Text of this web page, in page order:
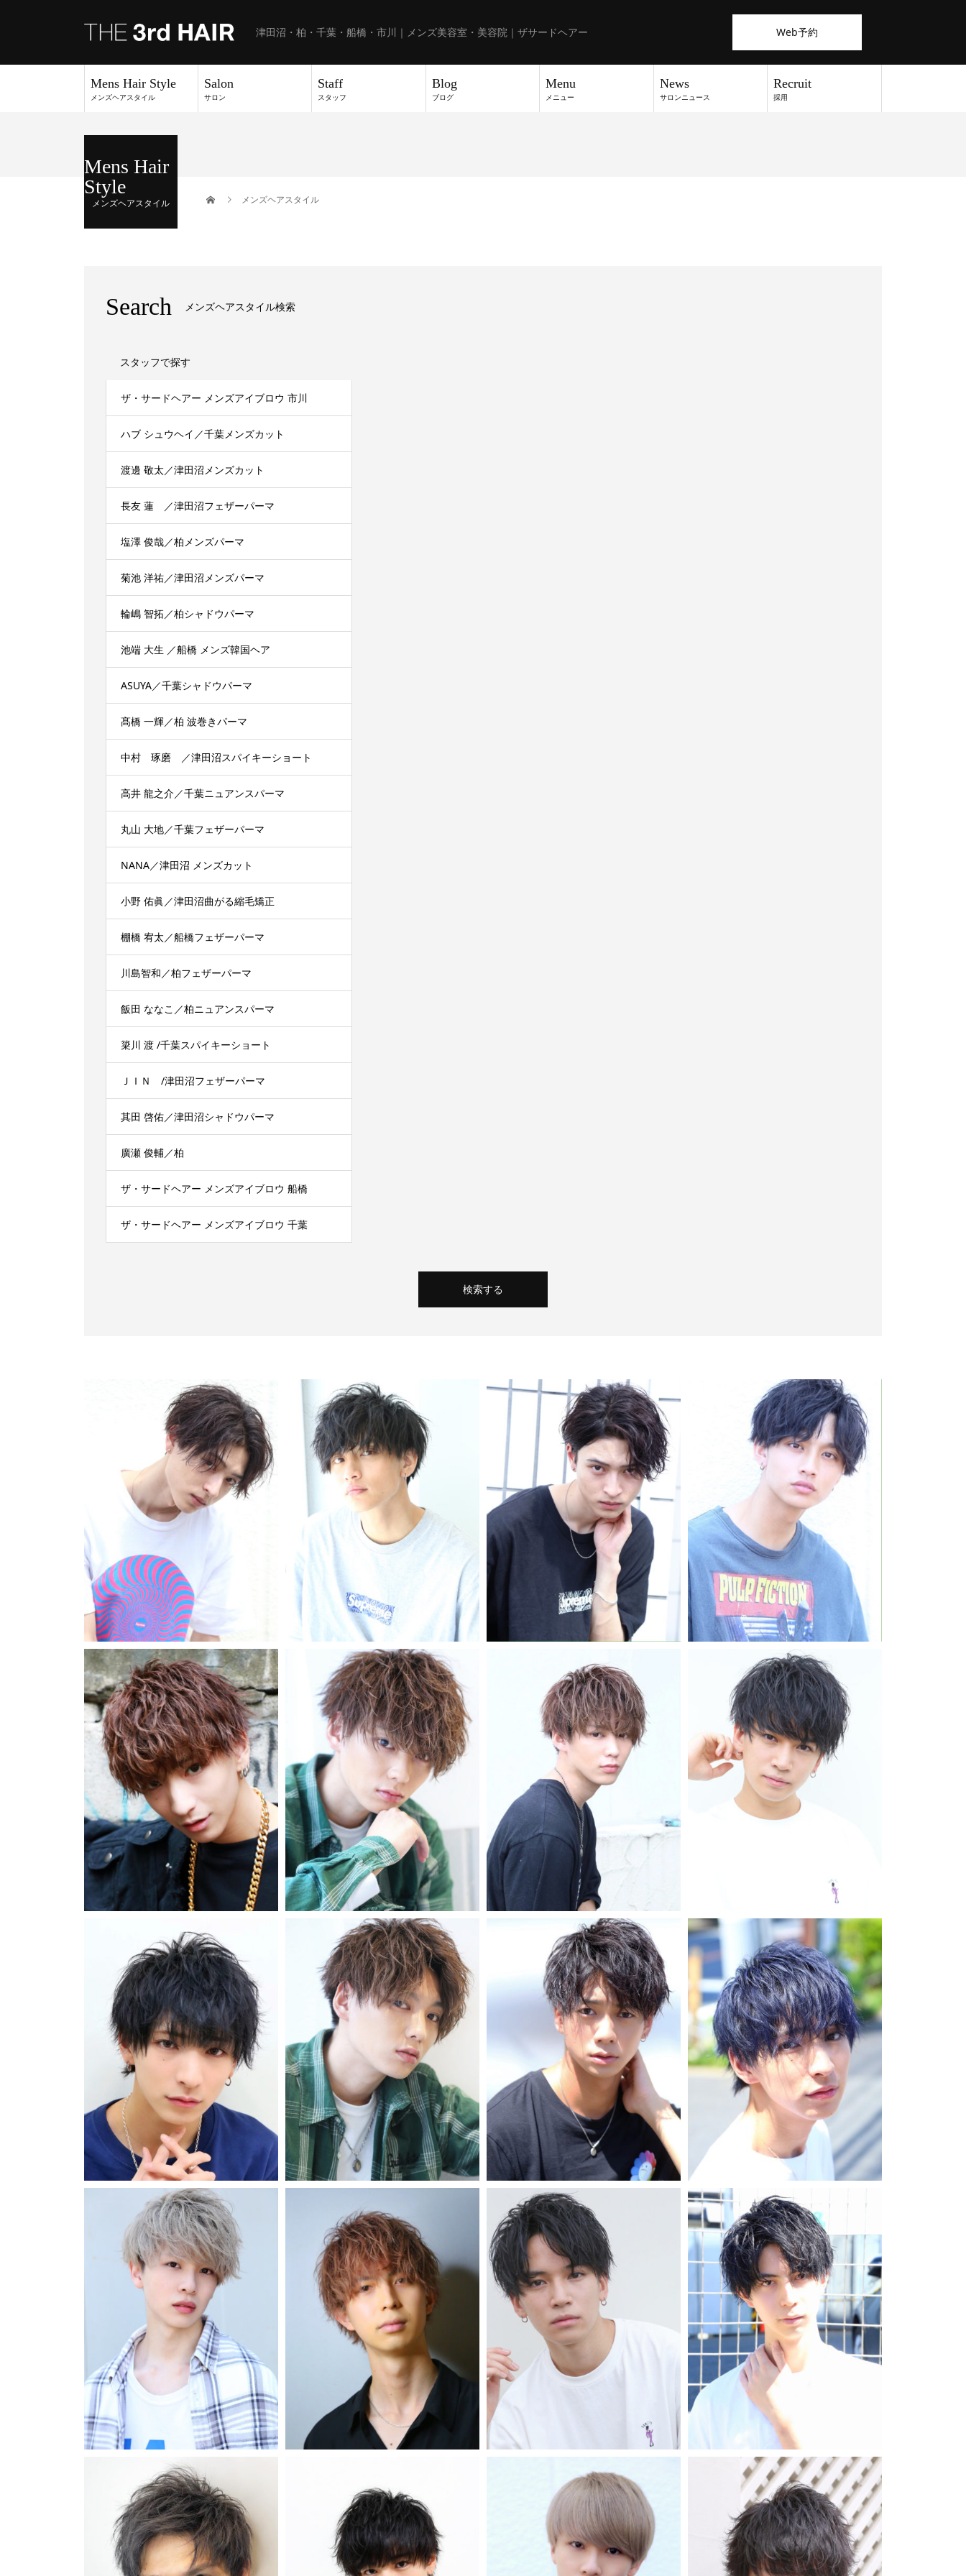
津田沼・柏・千葉・船橋・市川｜メンズ美容室・美容院｜ザサードヘアー Web予約
Mens Hair Style
メンズヘアスタイル
Salon
サロン
Staff
スタッフ
Blog
ブログ
Menu
メニュー
News
サロンニュース
Recruit
採用
Mens Hair
Style
メンズヘアスタイル メンズヘアスタイル
Search メンズヘアスタイル検索
スタッフで探す
ザ・サードヘアー メンズアイブロウ 市川
ハブ シュウヘイ／千葉メンズカット
渡邊 敬太／津田沼メンズカット
長友 蓮 ／津田沼フェザーパーマ
塩澤 俊哉／柏メンズパーマ
菊池 洋祐／津田沼メンズパーマ
輪嶋 智拓／柏シャドウパーマ
池端 大生 ／船橋 メンズ韓国ヘア
ASUYA／千葉シャドウパーマ
髙橋 一輝／柏 波巻きパーマ
中村 琢磨 ／津田沼スパイキーショート
高井 龍之介／千葉ニュアンスパーマ
丸山 大地／千葉フェザーパーマ
NANA／津田沼 メンズカット
小野 佑眞／津田沼曲がる縮毛矯正
棚橋 宥太／船橋フェザーパーマ
川島智和／柏フェザーパーマ
飯田 ななこ／柏ニュアンスパーマ
簗川 渡 /千葉スパイキーショート
ＪＩＮ /津田沼フェザーパーマ
其田 啓佑／津田沼シャドウパーマ
廣瀬 俊輔／柏
ザ・サードヘアー メンズアイブロウ 船橋
ザ・サードヘアー メンズアイブロウ 千葉